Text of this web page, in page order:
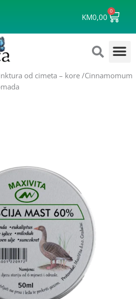
KM0,00
0
Cart
od cimeta – kore /Cinnamomum